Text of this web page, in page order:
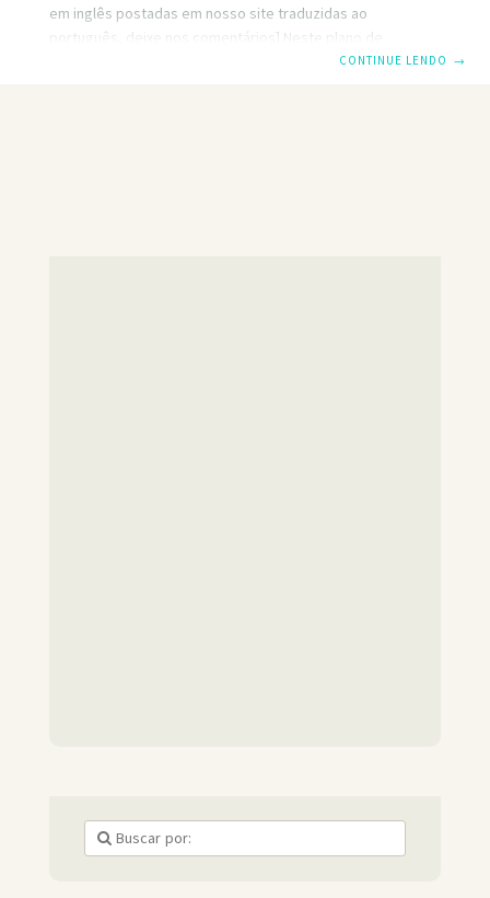
em inglês postadas em nosso site traduzidas ao
português, deixe nos comentários] Neste plano de
refeições vegana de 7 dias, incluímos uma variedade de
CONTINUE LENDO →